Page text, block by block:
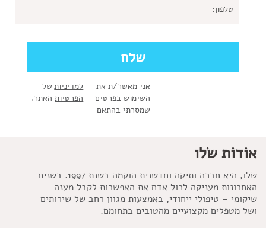
אני מאשר/ת את
השימוש בפרטים
שמסרתי בהתאם
למדיניות
הפרטיות
של
האתר.
אוֹדוֹת שׂלו
שׂלו, היא חברה ותיקה וחדשנית הוקמה בשנת 1997. בשנים
האחרונות מעניקה לכול אדם את האפשרות לקבל מענה
שיקומי – טיפולי ייחודי, באמצעות מגוון רחב של שירותים
ושל מטפלים מקצועיים מהטובים בתחומם.